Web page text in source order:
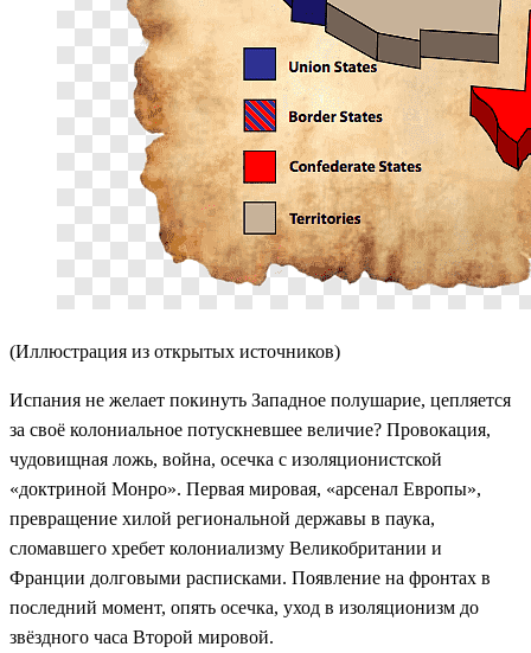
(Иллюстрация из открытых источников)
Испания не желает покинуть Западное полушарие, цепляется
за своё колониальное потускневшее величие? Провокация,
чудовищная ложь, война, осечка с изоляционистской
«доктриной Монро». Первая мировая, «арсенал Европы»,
превращение хилой региональной державы в паука,
сломавшего хребет колониализму Великобритании и
Франции долговыми расписками. Появление на фронтах в
последний момент, опять осечка, уход в изоляционизм до
звёздного часа Второй мировой.